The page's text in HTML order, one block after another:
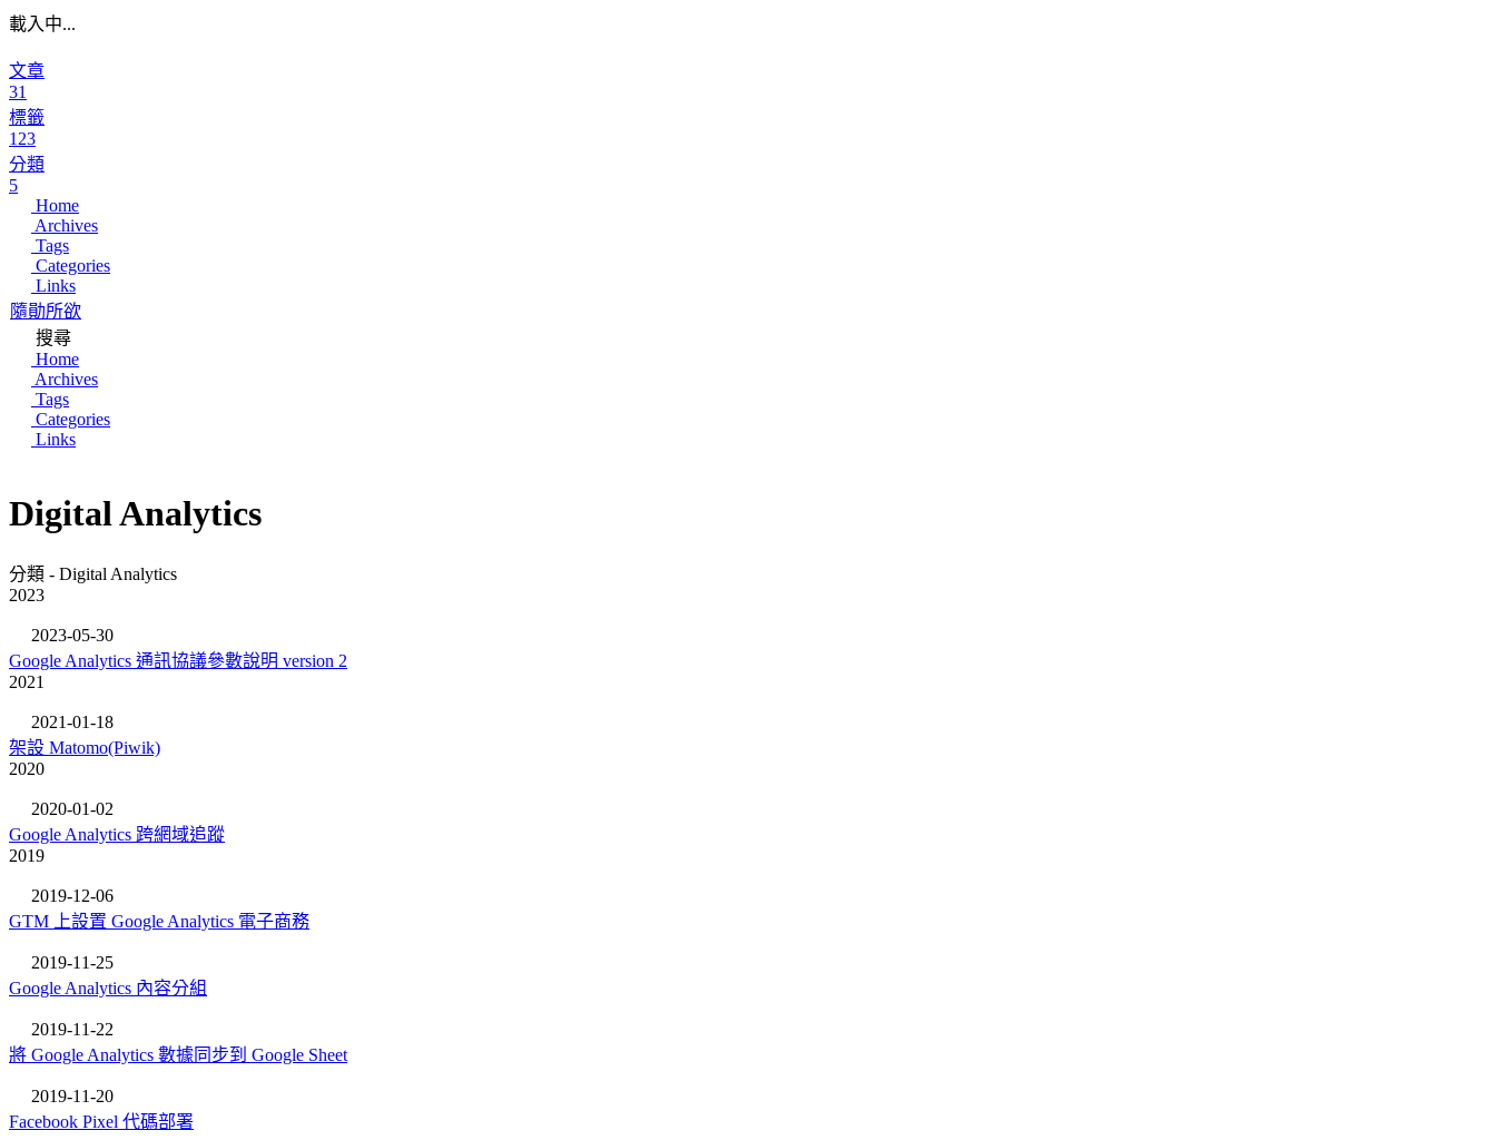
載入中...
文章
31
標籤
123
分類
5
Home
Archives
Tags
Categories
Links
隨勛所欲
搜尋
Home
Archives
Tags
Categories
Links
Digital Analytics
分類 - Digital Analytics
2023
2023-05-30
Google Analytics 通訊協議參數說明 version 2
2021
2021-01-18
架設 Matomo(Piwik)
2020
2020-01-02
Google Analytics 跨網域追蹤
2019
2019-12-06
GTM 上設置 Google Analytics 電子商務
2019-11-25
Google Analytics 內容分組
2019-11-22
將 Google Analytics 數據同步到 Google Sheet
2019-11-20
Facebook Pixel 代碼部署